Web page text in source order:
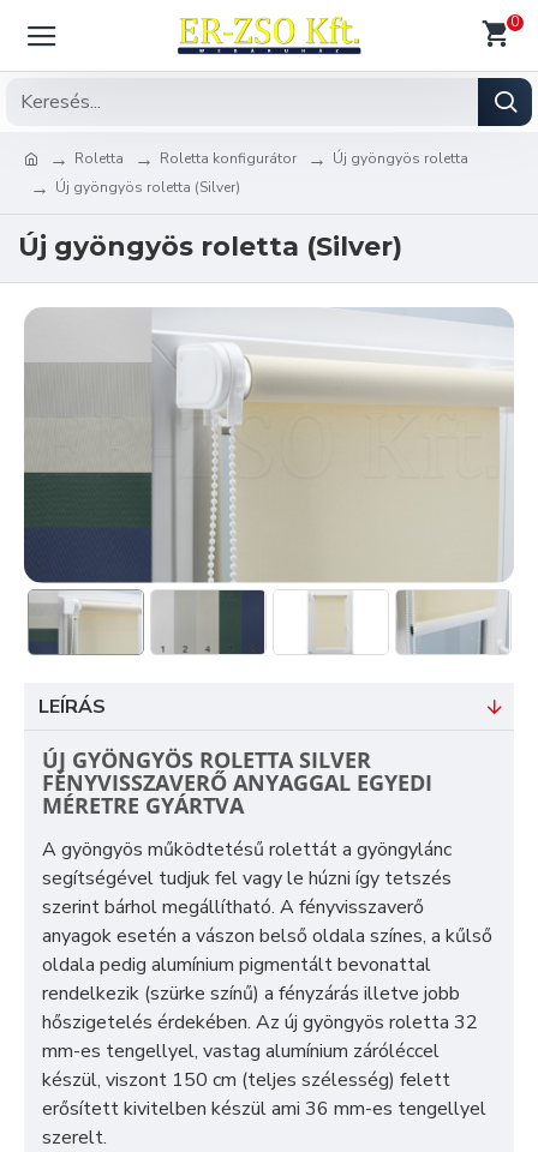
0
Roletta Roletta konfigurátor
Új gyöngyös roletta
Új gyöngyös roletta (Silver)
Új gyöngyös roletta (Silver)
LEÍRÁS
ÚJ GYÖNGYÖS ROLETTA SILVER
FÉNYVISSZAVERŐ ANYAGGAL EGYEDI
MÉRETRE GYÁRTVA
A gyöngyös működtetésű rolettát a gyöngylánc
segítségével tudjuk fel vagy le húzni így tetszés
szerint bárhol megállítható. A fényvisszaverő
anyagok esetén a vászon belső oldala színes, a kűlső
oldala pedig alumínium pigmentált bevonattal
rendelkezik (szürke színű) a fényzárás illetve jobb
hőszigetelés érdekében. Az új gyöngyös roletta 32
mm-es tengellyel, vastag alumínium záróléccel
készül, viszont 150 cm (teljes szélesség) felett
erősített kivitelben készül ami 36 mm-es tengellyel
szerelt.